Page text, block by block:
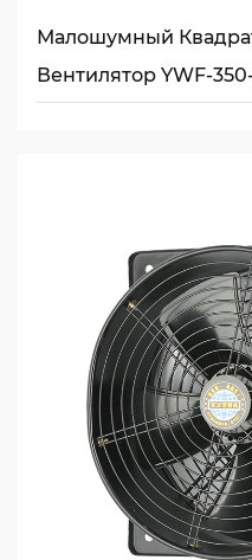
Малошумный
Вентилятор YWF-